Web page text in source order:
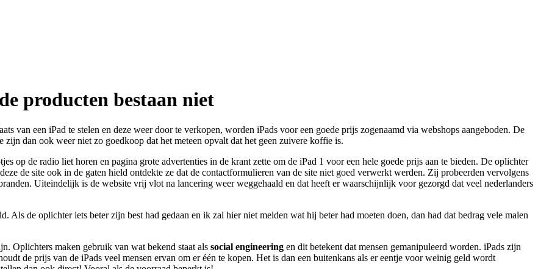
producten bestaan niet
van een iPad te stelen en deze weer door te verkopen, worden iPads voor een goede prijs zogenaamd via webshops aangeboden. De
zijn dan ook weer niet zo goedkoop dat het meteen opvalt dat het geen zuivere koffie is.
op de radio liet horen en pagina grote advertenties in de krant zette om de iPad 1 voor een hele goede prijs aan te bieden. De oplichter
de site ook in de gaten hield ontdekte ze dat de contactformulieren van de site niet goed verwerkt werden. Zij probeerden vervolgens
Uiteindelijk is de website vrij vlot na lancering weer weggehaald en dat heeft er waarschijnlijk voor gezorgd dat veel nederlanders
Als de oplichter iets beter zijn best had gedaan en ik zal hier niet melden wat hij beter had moeten doen, dan had dat bedrag vele malen
Oplichters maken gebruik van wat bekend staat als social engineering en dit betekent dat mensen gemanipuleerd worden. iPads zijn
de prijs van de iPads veel mensen ervan om er één te kopen. Het is dan een buitenkans als er eentje voor weinig geld wordt